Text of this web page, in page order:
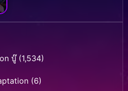
บู๊(1,534)
(6)